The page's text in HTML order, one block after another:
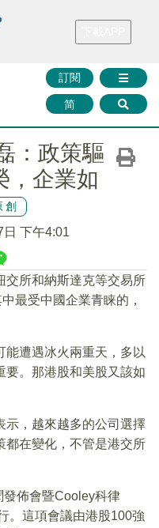
財華證券 媒體矩陣
訂閱
简
：政策驅
，企業如
創
下午4:01
交所和納斯達克等交易所
最受中國企業青睐的，
能遭遇冰火兩重天，多以
要。那港股和美股又該如
示，越來越多的公司選擇
都在變化，不管是港交所
佈會暨Cooley科律
。這項會議由港股100強